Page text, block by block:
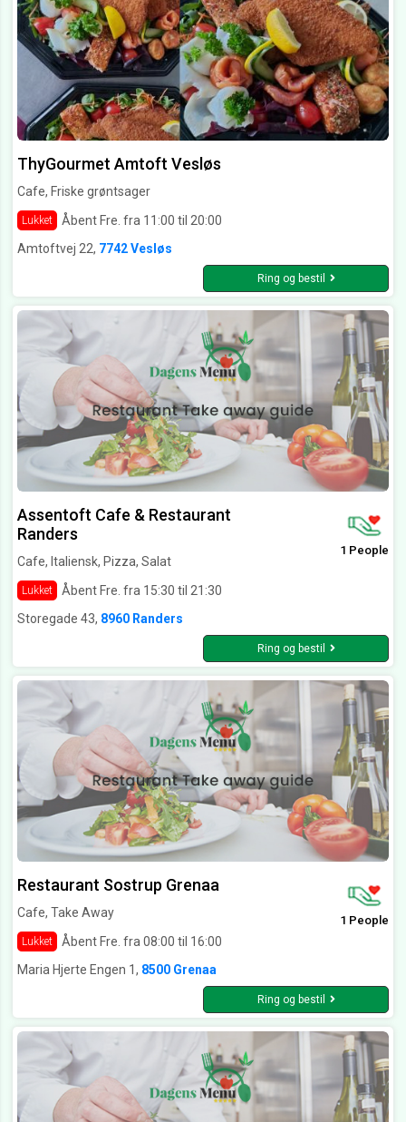
ThyGourmet Amtoft Vesløs
Cafe, Friske grøntsager
Lukket
Åbent Fre. fra 11:00 til 20:00
Amtoftvej 22, 7742 Vesløs
Ring og bestil
Assentoft Cafe & Restaurant
Randers
Cafe, Italiensk, Pizza, Salat
Lukket Åbent Fre. fra 15:30 til 21:30
1 People
Storegade 43, 8960 Randers
Ring og bestil
Restaurant Sostrup Grenaa
Cafe, Take Away
Lukket Åbent Fre. fra 08:00 til 16:00
1 People
Maria Hjerte Engen 1, 8500 Grenaa
Ring og bestil